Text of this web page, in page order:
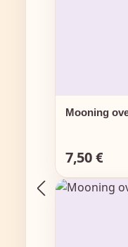
Mooning
Regulärer
7,50 €